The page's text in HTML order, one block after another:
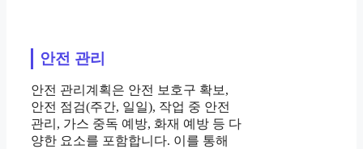
안전 관리
안전 관리계획은 안전 보호구 확보,
안전 점검(주간, 일일), 작업 중 안전
관리, 가스 중독 예방, 화재 예방 등 다
양한 요소를 포함합니다. 이를 통해